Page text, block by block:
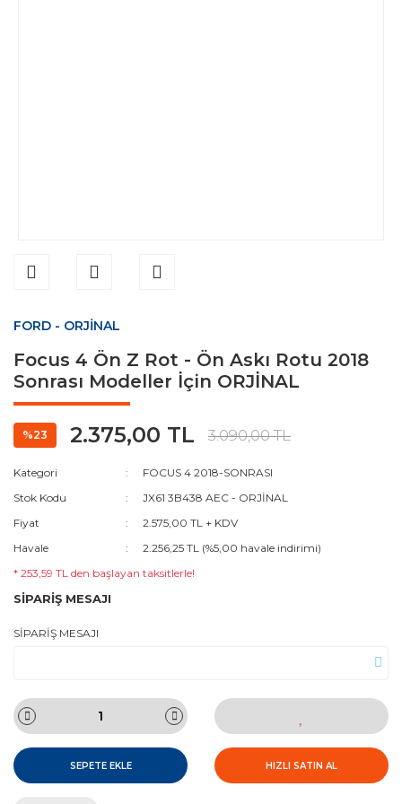
FORD - ORJİNAL
Focus 4 Ön Z Rot - Ön Askı Rotu 2018
Sonrası Modeller İçin ORJİNAL
%23 2.375,00 TL 3.090,00 TL
Kategori
FOCUS 4 2018-SONRASI
Stok Kodu
JX61 3B438 AEC - ORJİNAL
Fiyat
2.575,00 TL + KDV
Havale
2.256,25 TL (%5,00 havale indirimi)
* 253,59 TL den başlayan taksitlerle!
SİPARİŞ MESAJI
SİPARİŞ MESAJI
SEPETE EKLE HIZLI SATIN AL